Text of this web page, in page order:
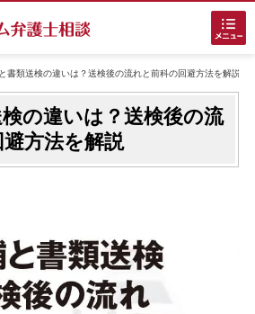
方
書類送検の違いは？送検後の流れと前科の回避方法を解説
の違いは？送検後の流
方法を解説